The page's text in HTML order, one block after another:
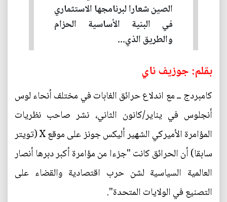
الصين شعارا لبرنامجها الاستثماري
في البنية الأساسية الحزام
والطريق الذي...
بقلم: جوزيف ناي
كامبردج ــ مع اندلاع حرائق الغابات في مختلف أنحاء لوس
أنجلوس في يناير/كانون الثاني، نشر صاحب نظريات
المؤامرة الأميركي الشهير أليكس جونز على موقع X (تويتر
سابقا) أن الحرائق كانت "جزءا من مؤامرة أكبر دبرها أنصار
العالمية السياسية لشن حرب اقتصادية والقضاء على
التصنيع في الولايات المتحدة".